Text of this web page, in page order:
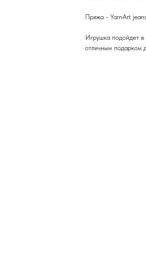
Пряжа - YarnArt
Игрушка подойдет
отличным подарком